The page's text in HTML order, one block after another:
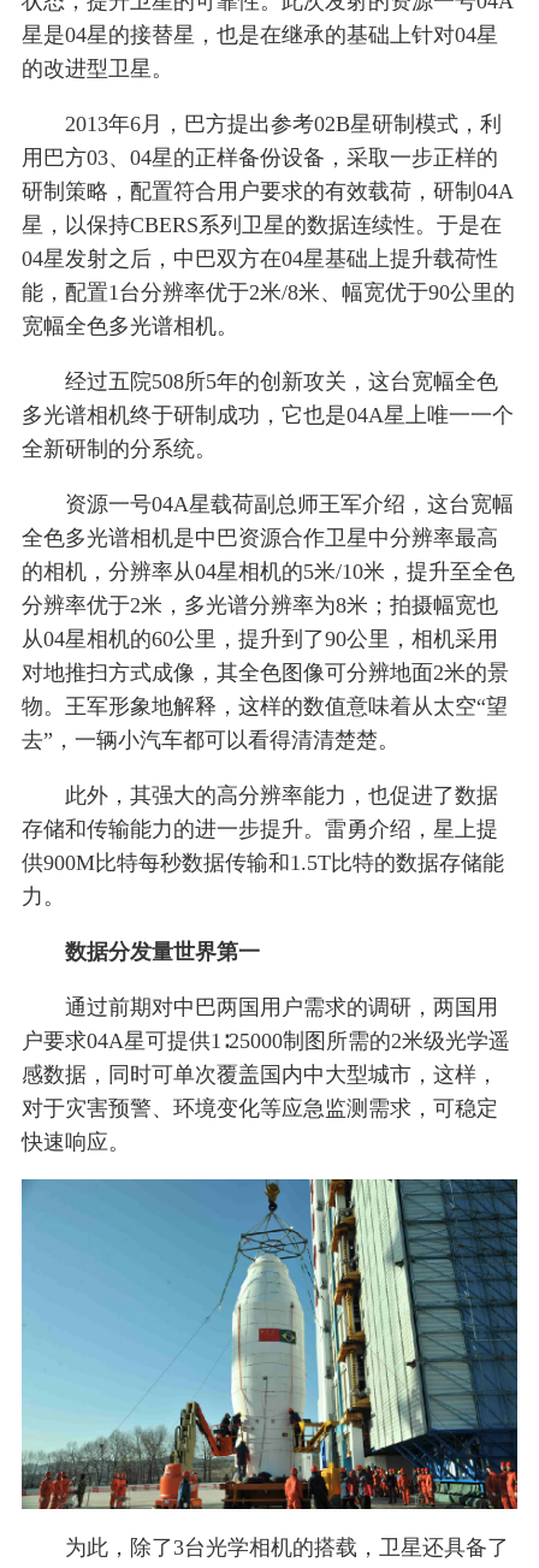
星是04星的接替星，也是在继承的基础上针对04星
的改进型卫星。
2013年6月，巴方提出参考02B星研制模式，利
用巴方03、04星的正样备份设备，采取一步正样的
研制策略，配置符合用户要求的有效载荷，研制04A
星，以保持CBERS系列卫星的数据连续性。于是在
04星发射之后，中巴双方在04星基础上提升载荷性
能，配置1台分辨率优于2米/8米、幅宽优于90公里的
宽幅全色多光谱相机。
经过五院508所5年的创新攻关，这台宽幅全色
多光谱相机终于研制成功，它也是04A星上唯一一个
全新研制的分系统。
资源一号04A星载荷副总师王军介绍，这台宽幅
全色多光谱相机是中巴资源合作卫星中分辨率最高
的相机，分辨率从04星相机的5米/10米，提升至全色
分辨率优于2米，多光谱分辨率为8米；拍摄幅宽也
从04星相机的60公里，提升到了90公里，相机采用
对地推扫方式成像，其全色图像可分辨地面2米的景
物。王军形象地解释，这样的数值意味着从太空“望
去”，一辆小汽车都可以看得清清楚楚。
此外，其强大的高分辨率能力，也促进了数据
存储和传输能力的进一步提升。雷勇介绍，星上提
供900M比特每秒数据传输和1.5T比特的数据存储能
力。
数据分发量世界第一
通过前期对中巴两国用户需求的调研，两国用
户要求04A星可提供1∶25000制图所需的2米级光学遥
感数据，同时可单次覆盖国内中大型城市，这样，
对于灾害预警、环境变化等应急监测需求，可稳定
快速响应。
为此，除了3台光学相机的搭载，卫星还具备了